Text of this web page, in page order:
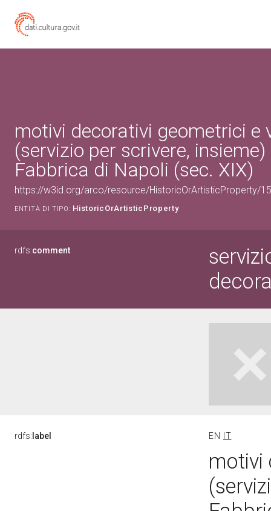
motivi decorativi geometrici e
(servizio per scrivere, insieme)
Fabbrica di Napoli (sec. XIX)
https://w3id.org/arco/resource/HistoricOrArtisticProperty/
ENTITÀ DI TIPO: HistoricOrArtisticProperty
rdfs:comment
rdfs: label EN IT
motivi